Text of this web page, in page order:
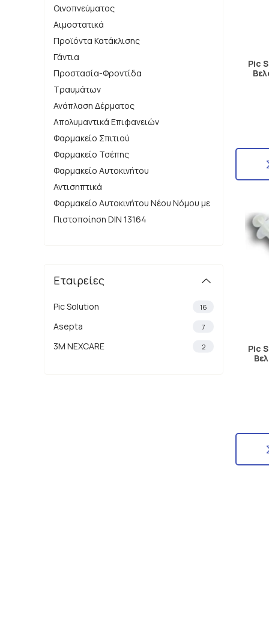
Οινοπνεύματος
Αιμοστατικά
Προϊόντα Κατάκλισης
Γάντια
Προστασία-Φροντίδα
Τραυμάτων
Ανάπλαση Δέρματος
Απολυμαντικά Επιφανειών
Φαρμακείο Σπιτιού
Φαρμακείο Τσέπης
Φαρμακείο Αυτοκινήτου
Αντισηπτικά
Φαρμακείο Αυτοκινήτου Νέου Νόμου με
Πιστοποίηση DIN 13164
Εταιρείες
Pic Solution 16
Asepta 7
3M NEXCARE 2
Pic
Pic